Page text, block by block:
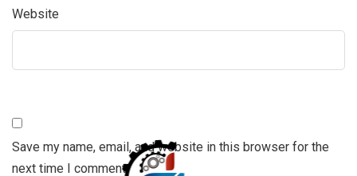
Website
Save my name, email, and website in this browser for the
next time I comment.